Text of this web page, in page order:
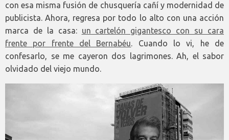
con esa misma fusión de chusquería cañí y modernidad de
publicista. Ahora, regresa por todo lo alto con una acción
marca de la casa: un cartelón gigantesco con su cara
frente por frente del Bernabéu. Cuando lo vi, he de
confesarlo, se me cayeron dos lagrimones. Ah, el sabor
olvidado del viejo mundo.